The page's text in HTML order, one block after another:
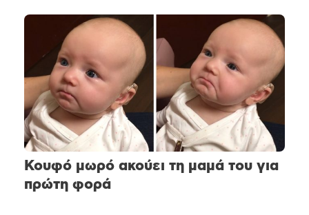
Κουφό μωρό ακούει τη μαμά του για
πρώτη φορά